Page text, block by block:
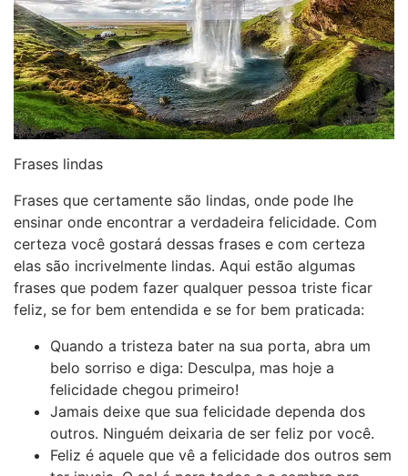
Frases lindas
Frases que certamente são lindas, onde pode lhe
ensinar onde encontrar a verdadeira felicidade. Com
certeza você gostará dessas frases e com certeza
elas são incrivelmente lindas. Aqui estão algumas
frases que podem fazer qualquer pessoa triste ficar
feliz, se for bem entendida e se for bem praticada:
Quando a tristeza bater na sua porta, abra um
belo sorriso e diga: Desculpa, mas hoje a
felicidade chegou primeiro!
Jamais deixe que sua felicidade dependa dos
outros. Ninguém deixaria de ser feliz por você.
Feliz é aquele que vê a felicidade dos outros sem